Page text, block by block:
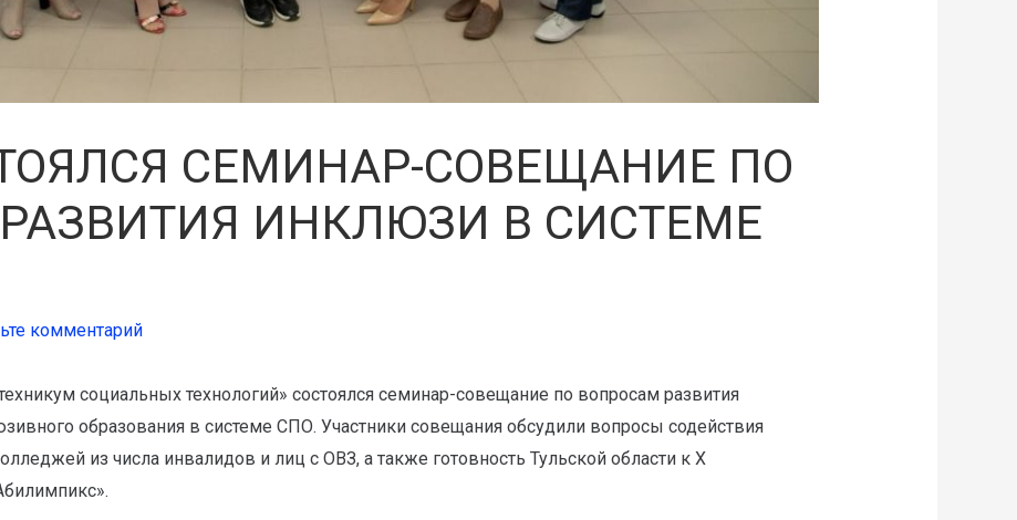
СЕМИНАР-СОВЕЩАНИЕ ПО
ИНКЛЮЗИ В СИСТЕМЕ
комментарий
социальных технологий» состоялся семинар-совещание по вопросам развития
образования в системе СПО. Участники совещания обсудили вопросы содействия
из числа инвалидов и лиц с ОВЗ, а также готовность Тульской области к X